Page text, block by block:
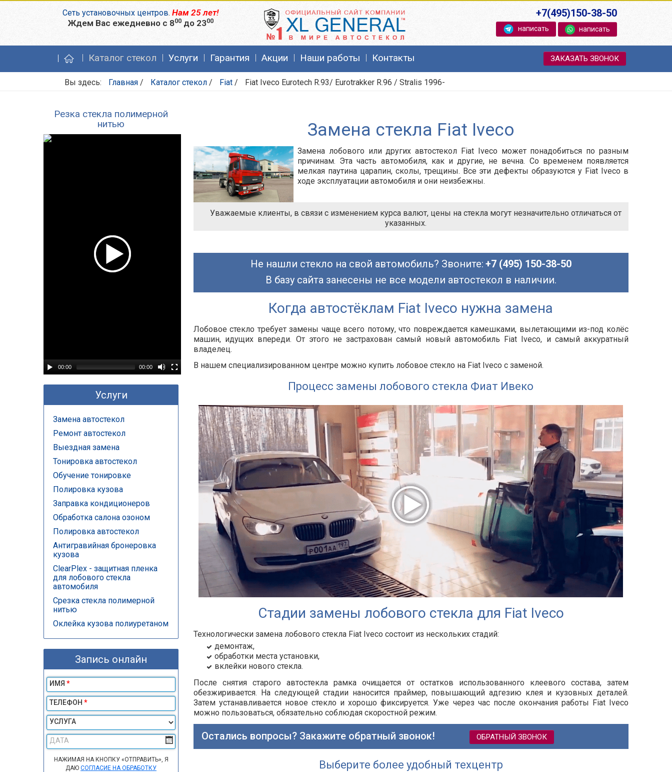
Сеть установочных центров.Нам 25 лет!
Ждем Вас ежедневно с 800 до 2300
+7(495)150-38-50
написать написать
Каталог стекол Услуги Гарантия Акции Наши работы Контакты ЗАКАЗАТЬ ЗВОНОК
Вы здесь: Главная / Каталог стекол / Fiat / Fiat Iveco Eurotech R.93/ Eurotrakker R.96 / Stralis 1996-
Резка стекла полимерной
нитью
00:00 00:00
Услуги
Замена автостекол
Ремонт автостекол
Выездная замена
Тонировка автостекол
Обучение тонировке
Полировка кузова
Заправка кондиционеров
Обработка салона озоном
Полировка автостекол
Антигравийная бронеровка
кузова
ClearPlex - защитная пленка
для лобового стекла
автомобиля
Срезка стекла полимерной
нитью
Оклейка кузова полиуретаном
Запись онлайн
ИМЯ *
ТЕЛЕФОН *
УСЛУГА
ДАТА
НАЖИМАЯ НА КНОПКУ «ОТПРАВИТЬ», Я
ДАЮ СОГЛАСИЕ НА ОБРАБОТКУ
Замена стекла Fiat Iveco
Замена лобового или других автостекол Fiat Iveco может понадобиться по разным
причинам. Эта часть автомобиля, как и другие, не вечна. Со временем появляется
мелкая паутина царапин, сколы, трещины. Все эти дефекты образуются у Fiat Iveco в
ходе эксплуатации автомобиля и они неизбежны.
Уважаемые клиенты, в связи с изменением курса валют, цены на стекла могут незначительно отличаться от
указанных.
Не нашли стекло на свой автомобиль? Звоните: +7 (495) 150-38-50
В базу сайта занесены не все модели автостекол в наличии.
Когда автостёклам Fiat Iveco нужна замена
Лобовое стекло требует замены чаще всего потому, что повреждается камешками, вылетающими из-под колёс
машин, идущих впереди. От этого не застрахован самый новый автомобиль Fiat Iveco, и самый аккуратный
владелец.
В нашем специализированном центре можно купить лобовое стекло на Fiat Iveco с заменой.
Процесс замены лобового стекла Фиат Ивеко
Стадии замены лобового стекла для Fiat Iveco
Технологически замена лобового стекла Fiat Iveco состоит из нескольких стадий:
демонтаж,
обработки места установки,
вклейки нового стекла.
После снятия старого автостекла рамка очищается от остатков использованного клеевого состава, затем
обезжиривается. На следующей стадии наносится праймер, повышающий адгезию клея и кузовных деталей.
Затем устанавливается новое стекло и хорошо фиксируется. Уже через час после окончания работы Fiat Iveco
можно пользоваться, обязательно соблюдая скоростной режим.
Остались вопросы? Закажите обратный звонок! ОБРАТНЫЙ ЗВОНОК
Выберите более удобный техцентр